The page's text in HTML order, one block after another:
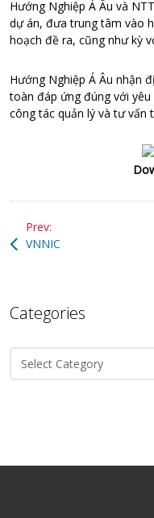
Hướng Nghiệp Á Âu và
dự án, đưa trung tâm vào
hoạch đề ra, cũng như kỳ
Hướng Nghiệp Á Âu nhận
toàn đáp ứng đúng với
công tác quản lý và tư vấn
Prev:
VNNIC
Categories